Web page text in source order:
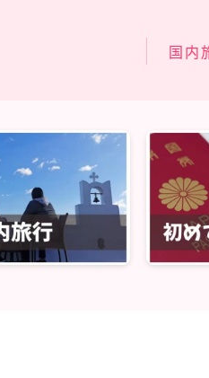
国内
関西旅行
北陸・中
中国・四
九州・沖